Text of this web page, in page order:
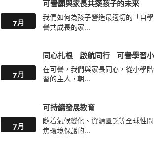
7月
可譽願與家長共築孩子的未來
我們如何為孩子營造最適切的「自
譽共成長的家...
7月
同心扎根 啟航同行 可譽學習小
在可譽，我們與家長同心，從小學
習的主人，朝...
7月
可持續發展教育
隨着氣候變化、資源匱乏等全球性
焦環境保護的...